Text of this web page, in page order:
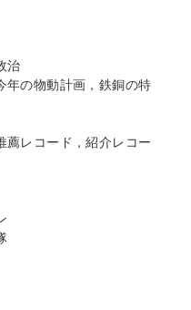
治
の物動計画，鉄銅の特
レコード，紹介レコー